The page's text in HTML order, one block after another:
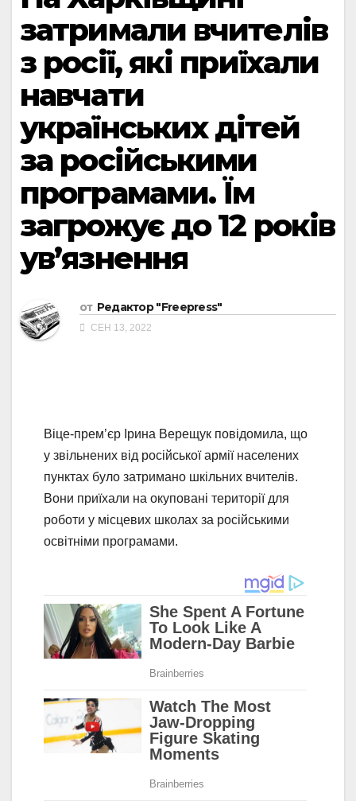
затримали вчителів
з росії, які приїхали
навчати
українських дітей
за російськими
програмами. Їм
загрожує до 12 років
ув’язнення
от Редактор "Freepress"
СЕН 13, 2022
Віце-прем’єр Ірина Верещук повідомила, що
у звільнених від російської армії населених
пунктах було затримано шкільних вчителів.
Вони приїхали на окуповані території для
роботи у місцевих школах за російськими
освітніми програмами.